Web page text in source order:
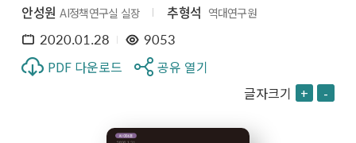
안성원 AI정책연구실 실장 추형석 역대연구원
2020.01.28 9053
PDF 다운로드
공유 열기
글자크기 + -